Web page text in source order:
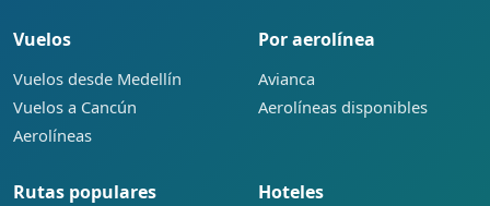
Vuelos
Vuelos desde Medellín
Vuelos a Cancún
Aerolíneas
Por aerolínea
Avianca
Aerolíneas disponibles
Rutas populares Hoteles